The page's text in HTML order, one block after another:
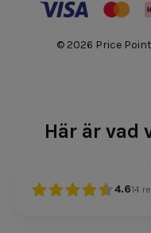
© 2026 Price
Här är vad
4.614